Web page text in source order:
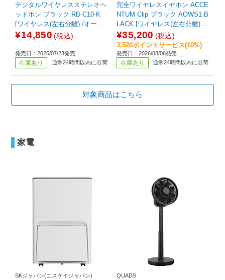
デジタルワイヤレスステレオヘ
ッドホン ブラック RB-C10-K
[ワイヤレス(左右分離) /オープ
ンイヤー型 /Bluetooth対応]
¥14,850 (税込)
発売日：2026/07/23発売
在庫あり 通常24時間以内に出荷
完全ワイヤレスイヤホン ACCE
NTUM Clip ブラック AOWS1-B
LACK [ワイヤレス(左右分離) /
イヤーカフ型 /Bluetooth対応]
¥35,200 (税込)
3,520ポイントサービス(10%)
発売日：2026/08/06発売
在庫あり 通常24時間以内に出荷
対象商品はこちら
家電
SKジャパン(エスケイジャパン) QUADS